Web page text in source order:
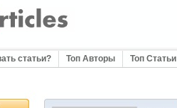
статьи? Топ Авторы Топ Статьи